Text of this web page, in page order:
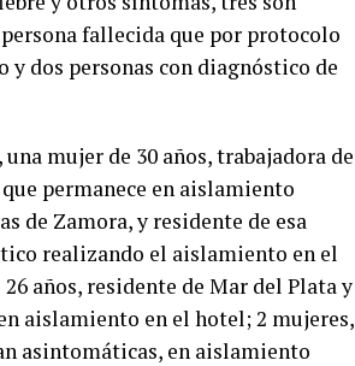
fallecida que por protocolo
dos personas con diagnóstico de
mujer de 30 años, trabajadora de
permanece en aislamiento
de Zamora, y residente de esa
realizando el aislamiento en el
años, residente de Mar del Plata y
aislamiento en el hotel; 2 mujeres,
asintomáticas, en aislamiento